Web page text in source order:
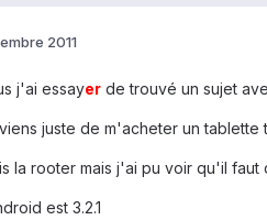
2011
j'ai essayer de trouvé un sujet
juste de m'acheter un tablette
la rooter mais j'ai pu voir qu'il faut
est 3.2.1